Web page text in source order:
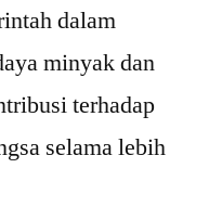
dalam
minyak dan
terhadap
selama lebih